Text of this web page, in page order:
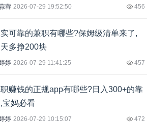
蓉 2026-07-29 19:52:50 456
可靠的兼职有哪些?保姆级清单来了,
多挣200块
婷 2026-07-29 11:41:25 457
赚钱的正规app有哪些?日入300+的靠
宝妈必看
婷 2026-07-29 10:15:07 472